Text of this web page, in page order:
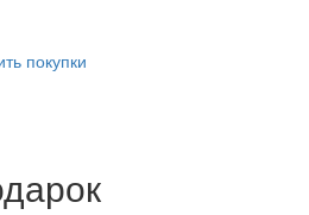
покупки